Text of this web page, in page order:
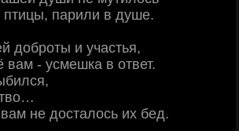
парили в душе.
доброты и участья,
вам - усмешка в ответ.
не досталось их бед.